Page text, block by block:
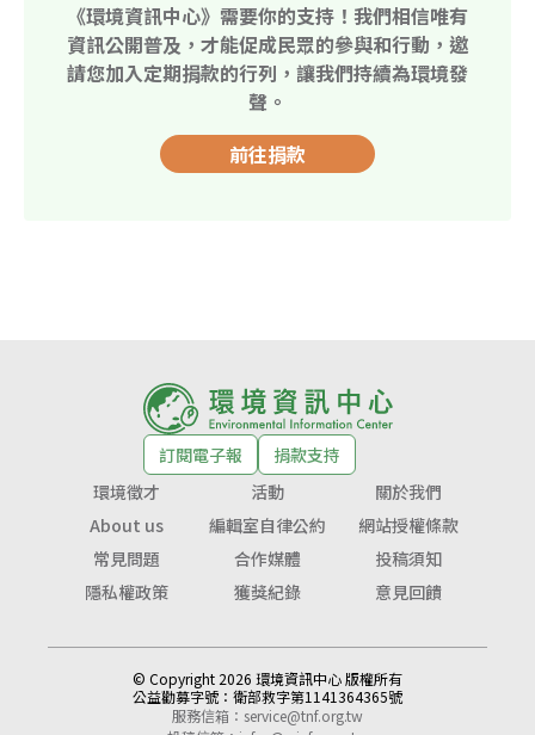
《環境資訊中心》需要你的支持！我們相信唯有
資訊公開普及，才能促成民眾的參與和行動，邀
請您加入定期捐款的行列，讓我們持續為環境發
聲。
前往捐款
訂閱電子報
捐款支持
環境徵才
活動
關於我們
About us
編輯室自律公約
網站授權條款
常見問題
合作媒體
投稿須知
隱私權政策
獲獎紀錄 意見回饋
© Copyright 2026 環境資訊中心 版權所有
公益勸募字號： 衛部救字第1141364365號
服務信箱： service@tnf.org.tw